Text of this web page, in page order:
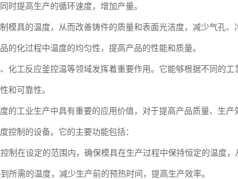
时提高生产的循环速度，增加产量。
模具的温度，从而改善铸件的质量和表面光洁度，减少气孔、
的化过程中温度的均匀性，提高产品的性能和质量。
化工反应釜控温等领域发挥着重要作用。它能够根据不同的
和可靠性。
的工业生产中具有重要的应用价值，对于提高产品质量、生产
控制的设备。它的主要功能包括：
制在设定的范围内，确保模具在生产过程中保持恒定的温度，
所需的温度，减少生产前的预热时间，提高生产效率。